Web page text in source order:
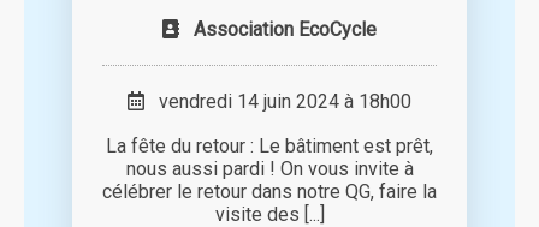
Association EcoCycle
vendredi 14 juin 2024 à 18h00
La fête du retour : Le bâtiment est prêt,
nous aussi pardi ! On vous invite à
célébrer le retour dans notre QG, faire la
visite des [...]